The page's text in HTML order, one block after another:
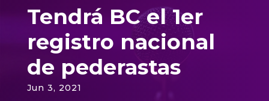
Tendrá BC el 1er
registro nacional
de pederastas
Jun 3, 2021